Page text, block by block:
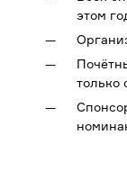
этом
только